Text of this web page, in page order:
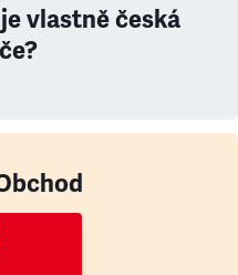
vlastně česká